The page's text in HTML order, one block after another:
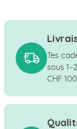
Tes
sous
CHF